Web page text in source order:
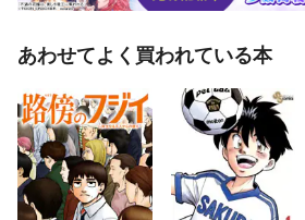
あわせてよく買われている本